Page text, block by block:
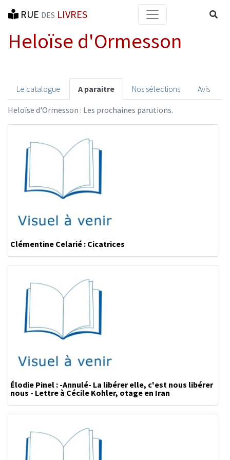
RUE DES LIVRES
Heloïse d'Ormesson
Le catalogue A paraitre Nos sélections Avis
Heloïse d'Ormesson : Les prochaines parutions.
Clémentine Celarié : Cicatrices
Élodie Pinel : -Annulé- La libérer elle, c'est nous libérer
nous - Lettre à Cécile Kohler, otage en Iran